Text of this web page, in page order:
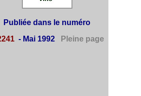
Publiée dans le numéro
- Mai 1992 Pleine page